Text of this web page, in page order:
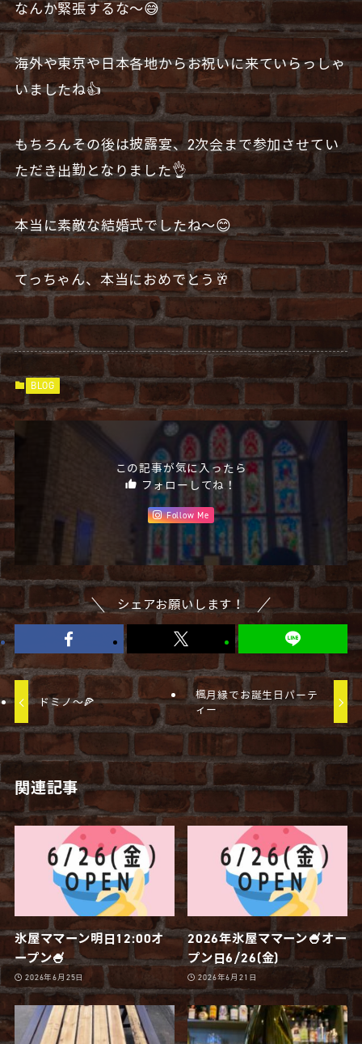
なんか緊張するな〜😅
海外や東京や日本各地からお祝いに来ていらっしゃ
いましたね👍
もちろんその後は披露宴、2次会まで参加させてい
ただき出勤となりました👌
本当に素敵な結婚式でしたね〜😊
てっちゃん、本当におめでとう🥂
BLOG
この記事が気に入ったら
フォローしてね！
Follow Me
シェアお願いします！
ドミノ〜🍕
楓月縁でお誕生日パーテ
ィー
関連記事
氷屋ママーン明日12:00オ
ープン🍧
2026年6月25日
2026年氷屋ママーン🍧オー
プン日6/26(金)
2026年6月21日